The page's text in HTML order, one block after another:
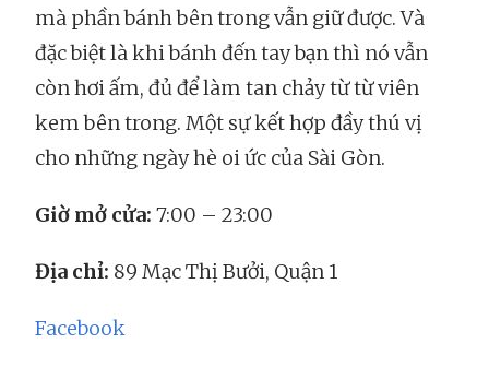
mà phần bánh bên trong vẫn giữ được. Và
đặc biệt là khi bánh đến tay bạn thì nó vẫn
còn hơi ấm, đủ để làm tan chảy từ từ viên
kem bên trong. Một sự kết hợp đầy thú vị
cho những ngày hè oi ức của Sài Gòn.
Giờ mở cửa: 7:00 – 23:00
Địa chỉ: 89 Mạc Thị Bưởi, Quận 1
Facebook